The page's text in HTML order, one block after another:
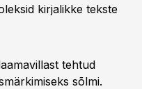
kirjalikke tekste
tehtud
sõlmi.